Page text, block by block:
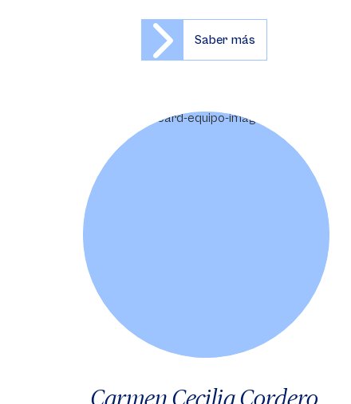
Saber más
Carmen Cecilia Cordero